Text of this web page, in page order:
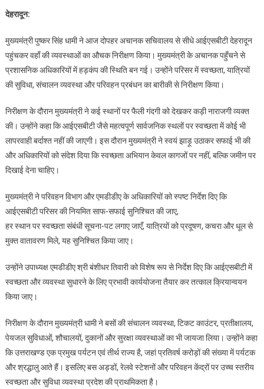
आऊँगा
तो
व्यवस्था
होना
चाहिए:
सीएम
देहरादून:
मुख्यमंत्री पुष्कर सिंह धामी ने आज दोपहर अचानक सचिवालय से सीधे आईएसबीटी देहरादून
पहुंचकर वहाँ की व्यवस्थाओं का औचक निरीक्षण किया। मुख्यमंत्री के अचानक पहुँचने से
प्रशासनिक अधिकारियों में हड़कंप की स्थिति बन गई। उन्होंने परिसर में स्वच्छता, यात्रियों
की सुविधा, संचालन व्यवस्था और परिवहन प्रबंधन का बारीकी से निरीक्षण किया।
निरीक्षण के दौरान मुख्यमंत्री ने कई स्थानों पर फैली गंदगी को देखकर कड़ी नाराजगी व्यक्त
की। उन्होंने कहा कि आईएसबीटी जैसे महत्वपूर्ण सार्वजनिक स्थलों पर स्वच्छता में कोई भी
लापरवाही बर्दाश्त नहीं की जाएगी। इस दौरान मुख्यमंत्री ने स्वयं झाड़ू उठाकर सफाई भी की
और अधिकारियों को संदेश दिया कि स्वच्छता अभियान केवल कागजों पर नहीं, बल्कि जमीन पर
दिखाई देना चाहिए।
मुख्यमंत्री ने परिवहन विभाग और एमडीडीए के अधिकारियों को स्पष्ट निर्देश दिए कि
आईएसबीटी परिसर की नियमित साफ-सफाई सुनिश्चित की जाए,
हर स्थान पर स्वच्छता संबंधी सूचना-पट लगाए जाएँ, यात्रियों को प्रदूषण, कचरा और धूल से
मुक्त वातावरण मिले, यह सुनिश्चित किया जाए।
उन्होंने उपाध्यक्ष एमडीडीए श्री बंशीधर तिवारी को विशेष रूप से निर्देश दिए कि आईएसबीटी में
स्वच्छता और व्यवस्था सुधारने के लिए प्रभावी कार्ययोजना तैयार कर तत्काल क्रियान्वयन
किया जाए।
निरीक्षण के दौरान मुख्यमंत्री धामी ने बसों की संचालन व्यवस्था, टिकट काउंटर, प्रतीक्षालय,
पेयजल सुविधाओं, शौचालयों, दुकानों और सुरक्षा व्यवस्थाओं का भी जायजा लिया। उन्होंने कहा
कि उत्तराखण्ड एक प्रमुख पर्यटन एवं तीर्थ राज्य है, जहां प्रतिवर्ष करोड़ों की संख्या में पर्यटक
और श्रद्धालु आते हैं। इसलिए बस अड्डों, रेलवे स्टेशनों और परिवहन केंद्रों पर उच्च स्तरीय
स्वच्छता और सुविधा व्यवस्था प्रदेश की प्राथमिकता है।